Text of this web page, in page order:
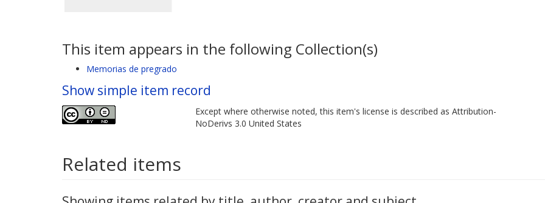
This item appears in the following Collection(s)
Memorias de pregrado
Show simple item record
Except where otherwise noted, this item's license is described as Attribution-
NoDerivs 3.0 United States
Related items